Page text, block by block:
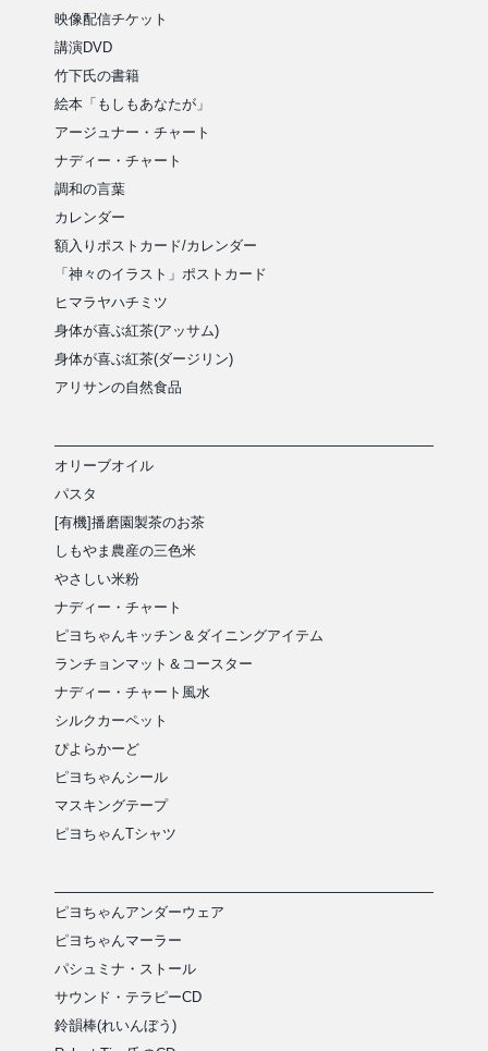
映像配信チケット
講演DVD
竹下氏の書籍
絵本「もしもあなたが」
アージュナー・チャート
ナディー・チャート
調和の言葉
カレンダー
額入りポストカード/カレンダー
「神々のイラスト」ポストカード
ヒマラヤハチミツ
身体が喜ぶ紅茶(アッサム)
身体が喜ぶ紅茶(ダージリン)
アリサンの自然食品
オリーブオイル
パスタ
[有機]播磨園製茶のお茶
しもやま農産の三色米
やさしい米粉
ナディー・チャート
ピヨちゃんキッチン＆ダイニングアイテム
ランチョンマット＆コースター
ナディー・チャート風水
シルクカーペット
ぴよらかーど
ピヨちゃんシール
マスキングテープ
ピヨちゃんTシャツ
ピヨちゃんアンダーウェア
ピヨちゃんマーラー
パシュミナ・ストール
サウンド・テラピーCD
鈴韻棒(れいんぼう)